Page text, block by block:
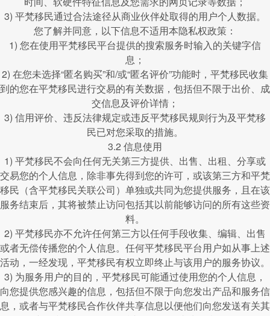
3) 平梵移民通过合法途径从商业伙伴处取得的用户个人数据。
您了解并同意，以下信息不适用本隐私权政策：
1) 您在使用平梵移民平台提供的搜索服务时输入的关键字信
息；
2) 在您未选择“匿名购买”和/或“匿名评价”功能时，平梵移民收集
到的您在平梵移民进行交易的有关数据，包括但不限于出价、成
交信息及评价详情；
3) 信用评价、违反法律规定或违反平梵移民规则行为及平梵移
民已对您采取的措施。
3.2 信息使用
1) 平梵移民不会向任何无关第三方提供、出售、出租、分享或
交易您的个人信息，除非事先得到您的许可，或该第三方和平梵
移民（含平梵移民关联公司）单独或共同为您提供服务，且在该
服务结束后，其将被禁止访问包括其以前能够访问的所有这些资
料。
2) 平梵移民亦不允许任何第三方以任何手段收集、编辑、出售
或者无偿传播您的个人信息。任何平梵移民平台用户如从事上述
活动，一经发现，平梵移民有权立即终止与该用户的服务协议。
3) 为服务用户的目的，平梵移民可能通过使用您的个人信息，
向您提供您感兴趣的信息，包括但不限于向您发出产品和服务信
息，或者与平梵移民合作伙伴共享信息以便他们向您发送有关其